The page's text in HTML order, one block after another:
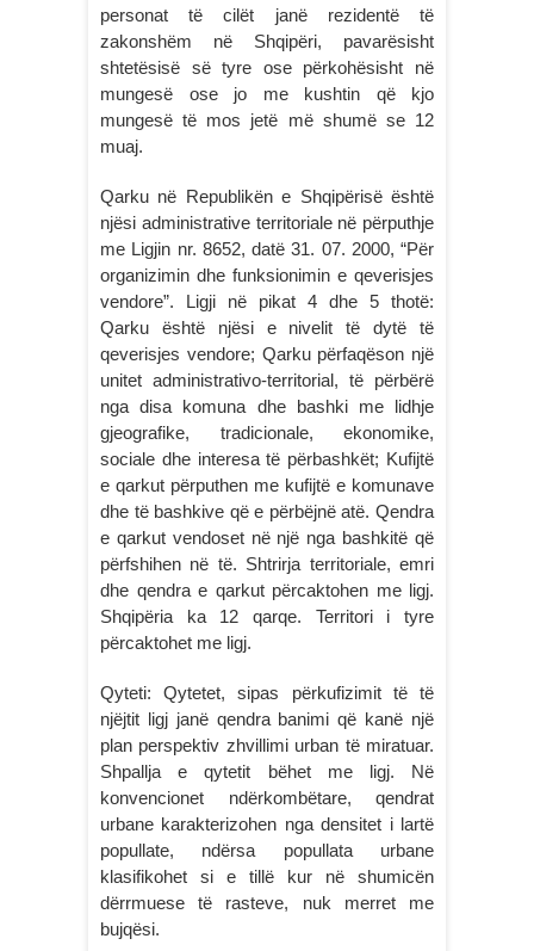
personat të cilët janë rezidentë të
zakonshëm në Shqipëri, pavarësisht
shtetësisë së tyre ose përkohësisht në
mungesë ose jo me kushtin që kjo
mungesë të mos jetë më shumë se 12
muaj.
Qarku në Republikën e Shqipërisë është
njësi administrative territoriale në përputhje
me Ligjin nr. 8652, datë 31. 07. 2000, “Për
organizimin dhe funksionimin e qeverisjes
vendore”. Ligji në pikat 4 dhe 5 thotë:
Qarku është njësi e nivelit të dytë të
qeverisjes vendore; Qarku përfaqëson një
unitet administrativo-territorial, të përbërë
nga disa komuna dhe bashki me lidhje
gjeografike, tradicionale, ekonomike,
sociale dhe interesa të përbashkët; Kufijtë
e qarkut përputhen me kufijtë e komunave
dhe të bashkive që e përbëjnë atë. Qendra
e qarkut vendoset në një nga bashkitë që
përfshihen në të. Shtrirja territoriale, emri
dhe qendra e qarkut përcaktohen me ligj.
Shqipëria ka 12 qarqe. Territori i tyre
përcaktohet me ligj.
Qyteti: Qytetet, sipas përkufizimit të të
njëjtit ligj janë qendra banimi që kanë një
plan perspektiv zhvillimi urban të miratuar.
Shpallja e qytetit bëhet me ligj. Në
konvencionet ndërkombëtare, qendrat
urbane karakterizohen nga densitet i lartë
popullate, ndërsa popullata urbane
klasifikohet si e tillë kur në shumicën
dërrmuese të rasteve, nuk merret me
bujqësi.